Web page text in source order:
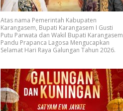
Atas nama Pemerintah Kabupaten
Karangasem, Bupati Karangasem I Gusti
Putu Parwata dan Wakil Bupati Karangasem
Pandu Prapanca Lagosa Mengucapkan
Selamat Hari Raya Galungan Tahun 2026.